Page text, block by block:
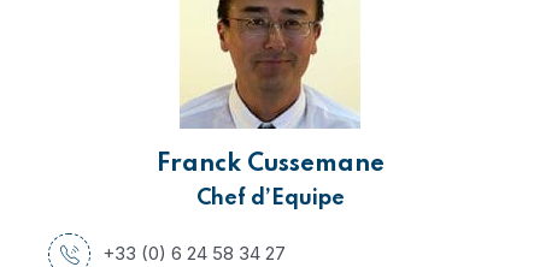
Franck Cussemane
Chef d’Equipe
+33 (0) 6 24 58 34 27